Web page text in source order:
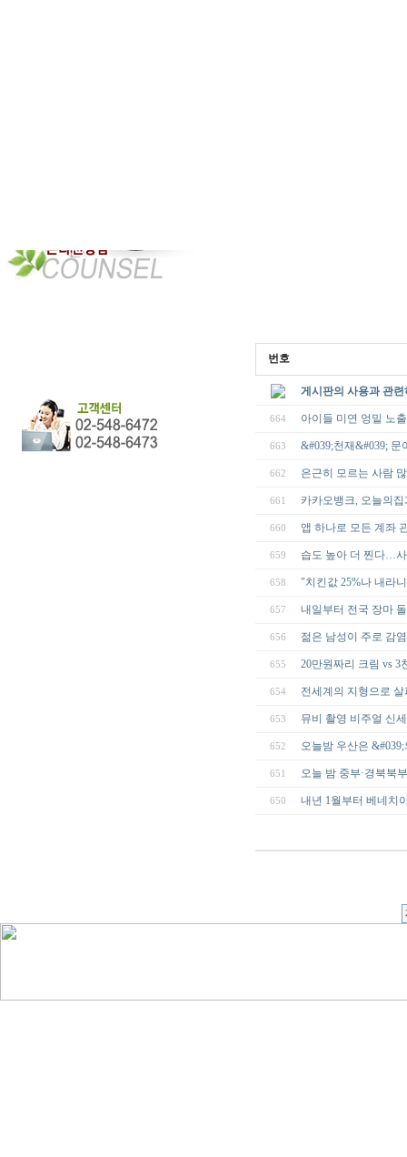
번호
게시판의 사용과 관련
664 아이들 미연 엉밑 노출
663 &#039;천재&#039;
662 은근히 모르는 사람
661 카카오뱅크, 오늘의
660 앱 하나로 모든 계좌
659 습도 높아 더 찐다…
658 "치킨값 25%나 내라
657 내일부터 전국 장마
656 젊은 남성이 주로 감
655 20만원짜리 크림 vs 3
654 전세계의 지형으로
653 뮤비 촬영 비주얼 신
652 오늘밤 우산은
651 오늘 밤 중부·경북북
650 내년 1월부터 베네치